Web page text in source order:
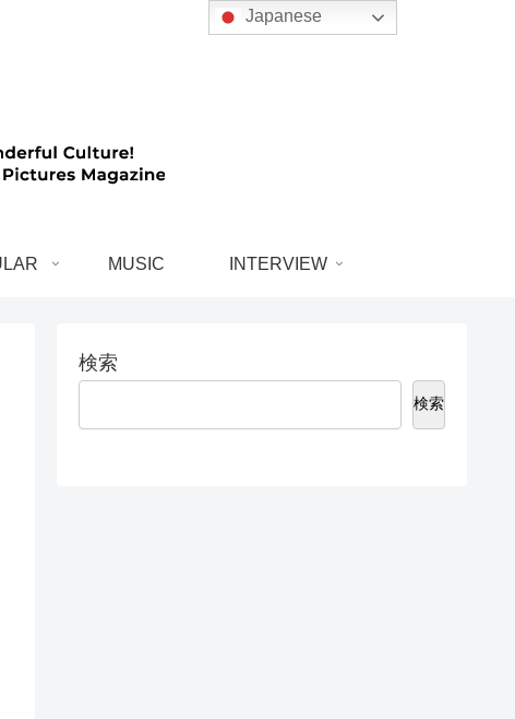
MUSIC INTERVIEW
検索
検索
Japanese